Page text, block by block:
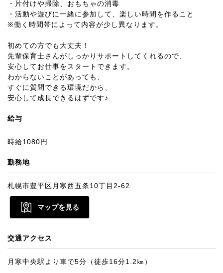
・片付けや掃除、おもちゃの消毒
・活動や遊びに一緒に参加して、楽しい時間を作ること
※働く時間帯によって内容が少し異なります。
初めての方でも大丈夫！
先輩保育士さんがしっかりサポートしてくれるので、
安心してお仕事をスタートできます。
わからないことがあっても、
すぐに質問できる環境だから、
安心して成長できるはずです♪
給与
時給1080円
勤務地
札幌市豊平区月寒西五条10丁目2-62
マップを見る
交通アクセス
月寒中央駅より車で5分（徒歩16分1.2㎞）